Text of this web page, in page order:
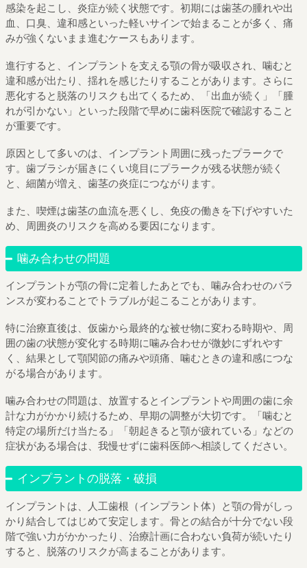
感染を起こし、炎症が続く状態です。初期には歯茎の腫れや出
血、口臭、違和感といった軽いサインで始まることが多く、痛
みが強くないまま進むケースもあります。
進行すると、インプラントを支える顎の骨が吸収され、噛むと
違和感が出たり、揺れを感じたりすることがあります。さらに
悪化すると脱落のリスクも出てくるため、「出血が続く」「腫
れが引かない」といった段階で早めに歯科医院で確認すること
が重要です。
原因として多いのは、インプラント周囲に残ったプラークで
す。歯ブラシが届きにくい境目にプラークが残る状態が続く
と、細菌が増え、歯茎の炎症につながります。
また、喫煙は歯茎の血流を悪くし、免疫の働きを下げやすいた
め、周囲炎のリスクを高める要因になります。
噛み合わせの問題
インプラントが顎の骨に定着したあとでも、噛み合わせのバラ
ンスが変わることでトラブルが起こることがあります。
特に治療直後は、仮歯から最終的な被せ物に変わる時期や、周
囲の歯の状態が変化する時期に噛み合わせが微妙にずれやす
く、結果として顎関節の痛みや頭痛、噛むときの違和感につな
がる場合があります。
噛み合わせの問題は、放置するとインプラントや周囲の歯に余
計な力がかかり続けるため、早期の調整が大切です。「噛むと
特定の場所だけ当たる」「朝起きると顎が疲れている」などの
症状がある場合は、我慢せずに歯科医師へ相談してください。
インプラントの脱落・破損
インプラントは、人工歯根（インプラント体）と顎の骨がしっ
かり結合してはじめて安定します。骨との結合が十分でない段
階で強い力がかかったり、治療計画に合わない負荷が続いたり
すると、脱落のリスクが高まることがあります。